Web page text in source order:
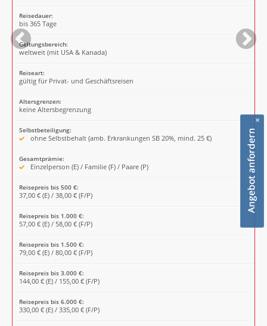
Reisedauer:
bis 365 Tage
Geltungsbereich:
weltweit (mit USA & Kanada)
Reiseart:
gültig für Privat- und Geschäftsreisen
Altersgrenzen:
keine Altersbegrenzung
Selbstbeteiligung:
ohne Selbstbehalt (amb. Erkrankungen SB 20%, mind. 25 €)
Gesamtprämie:
Einzelperson (E) / Familie (F) / Paare (P)
Reisepreis bis 500 €:
37,00 € (E) / 38,00 € (F/P)
Reisepreis bis 1.000 €:
57,00 € (E) / 58,00 € (F/P)
Reisepreis bis 1.500 €:
79,00 € (E) / 80,00 € (F/P)
Reisepreis bis 3.000 €:
144,00 € (E) / 155,00 € (F/P)
Reisepreis bis 6.000 €:
330,00 € (E) / 335,00 € (F/P)
×